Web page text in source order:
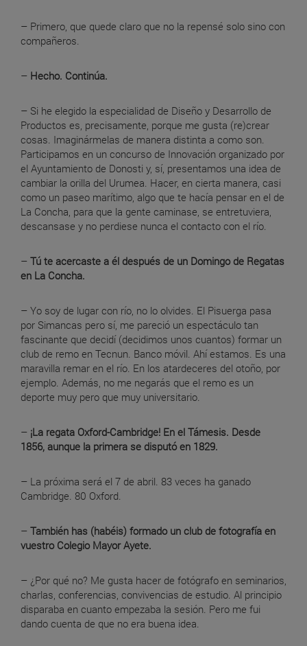
– Primero, que quede claro que no la repensé solo sino con
compañeros.
– Hecho. Continúa.
– Si he elegido la especialidad de Diseño y Desarrollo de
Productos es, precisamente, porque me gusta (re)crear
cosas. Imaginármelas de manera distinta a como son.
Participamos en un concurso de Innovación organizado por
el Ayuntamiento de Donosti y, sí, presentamos una idea de
cambiar la orilla del Urumea. Hacer, en cierta manera, casi
como un paseo marítimo, algo que te hacía pensar en el de
La Concha, para que la gente caminase, se entretuviera,
descansase y no perdiese nunca el contacto con el río.
– Tú te acercaste a él después de un Domingo de Regatas
en La Concha.
– Yo soy de lugar con río, no lo olvides. El Pisuerga pasa
por Simancas pero sí, me pareció un espectáculo tan
fascinante que decidí (decidimos unos cuantos) formar un
club de remo en Tecnun. Banco móvil. Ahí estamos. Es una
maravilla remar en el río. En los atardeceres del otoño, por
ejemplo. Además, no me negarás que el remo es un
deporte muy pero que muy universitario.
– ¡La regata Oxford-Cambridge! En el Támesis. Desde
1856, aunque la primera se disputó en 1829.
– La próxima será el 7 de abril. 83 veces ha ganado
Cambridge. 80 Oxford.
– También has (habéis) formado un club de fotografía en
vuestro Colegio Mayor Ayete.
– ¿Por qué no? Me gusta hacer de fotógrafo en seminarios,
charlas, conferencias, convivencias de estudio. Al principio
disparaba en cuanto empezaba la sesión. Pero me fui
dando cuenta de que no era buena idea.